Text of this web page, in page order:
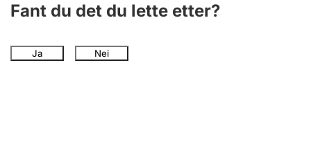
Fant du det du lette etter?
Ja Nei